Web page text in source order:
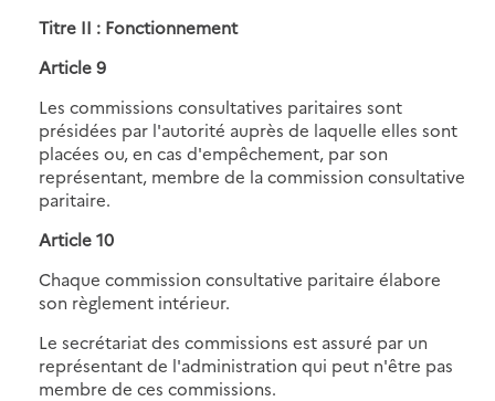
Titre II : Fonctionnement
Article 9
Les commissions consultatives paritaires sont
présidées par l'autorité auprès de laquelle elles sont
placées ou, en cas d'empêchement, par son
représentant, membre de la commission consultative
paritaire.
Article 10
Chaque commission consultative paritaire élabore
son règlement intérieur.
Le secrétariat des commissions est assuré par un
représentant de l'administration qui peut n'être pas
membre de ces commissions.